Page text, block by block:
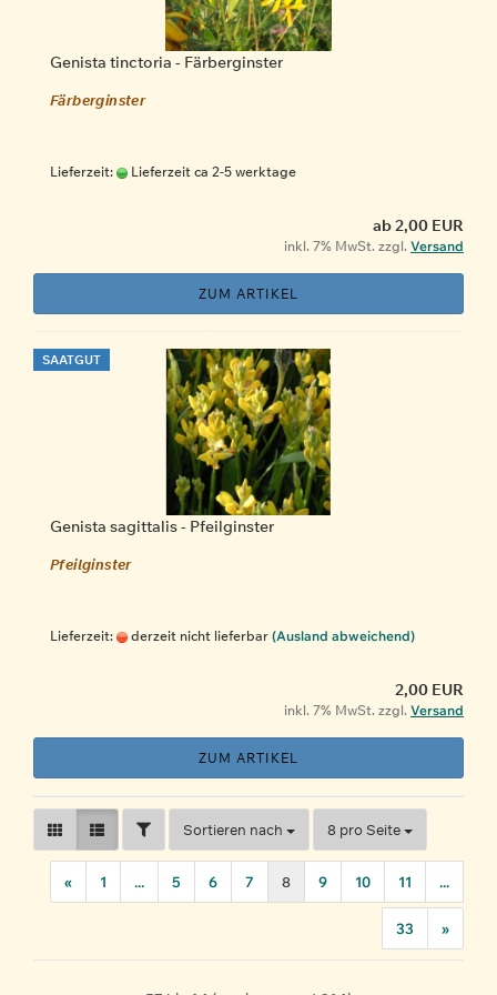
Genista tinctoria - Färberginster
Färberginster
Lieferzeit: Lieferzeit ca 2-5 werktage
ab 2,00 EUR
inkl. 7% MwSt. zzgl. Versand
ZUM ARTIKEL
SAATGUT
Genista sagittalis - Pfeilginster
Pfeilginster
Lieferzeit: derzeit nicht lieferbar (Ausland abweichend)
2,00 EUR
inkl. 7% MwSt. zzgl. Versand
ZUM ARTIKEL
FILTERSortieren nach
Sortieren nach 8 pro Seite
pro Seite
« 1 ... 5 6 7 8 9 10 11 ...
33 »